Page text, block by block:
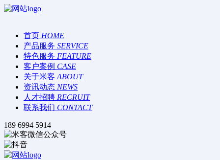
首页 HOME
产品服务 SERVICE
特色服务 FEATURE
客户案例 CASE
关于米客 ABOUT
资讯动态 NEWS
人才招聘 RECRUIT
联系我们 CONTACT
189 6994 5914